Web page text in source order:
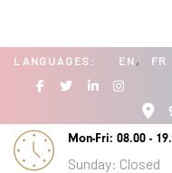
content
LANGUAGES: EN FR
Mon-Fri: 08.00 -
Sunday: Closed